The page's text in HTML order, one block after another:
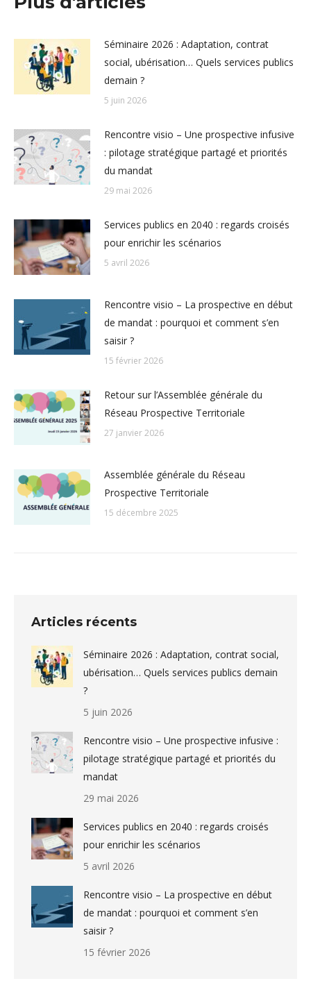
Séminaire 2026 : Adaptation, contrat
social, ubérisation… Quels services publics
demain ?
5 juin 2026
Rencontre visio – Une prospective infusive
: pilotage stratégique partagé et priorités
du mandat
29 mai 2026
Services publics en 2040 : regards croisés
pour enrichir les scénarios
5 avril 2026
Rencontre visio – La prospective en début
de mandat : pourquoi et comment s’en
saisir ?
15 février 2026
Retour sur l’Assemblée générale du
Réseau Prospective Territoriale
27 janvier 2026
Assemblée générale du Réseau
Prospective Territoriale
15 décembre 2025
Articles récents
Séminaire 2026 : Adaptation, contrat social,
ubérisation… Quels services publics demain
?
5 juin 2026
Rencontre visio – Une prospective infusive :
pilotage stratégique partagé et priorités du
mandat
29 mai 2026
Services publics en 2040 : regards croisés
pour enrichir les scénarios
5 avril 2026
Rencontre visio – La prospective en début
de mandat : pourquoi et comment s’en
saisir ?
15 février 2026